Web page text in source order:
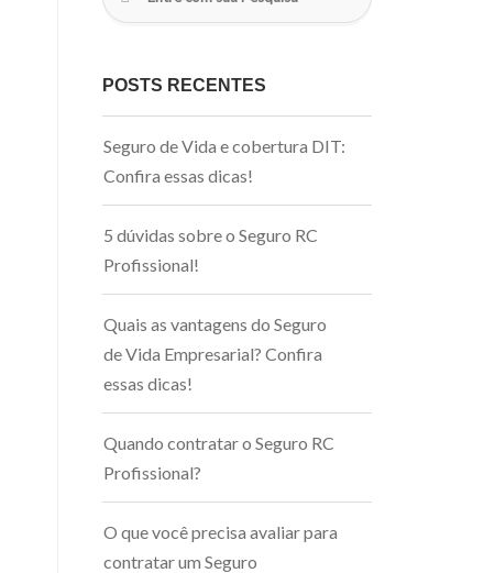
POSTS RECENTES
Seguro de Vida e cobertura DIT:
Confira essas dicas!
5 dúvidas sobre o Seguro RC
Profissional!
Quais as vantagens do Seguro
de Vida Empresarial? Confira
essas dicas!
Quando contratar o Seguro RC
Profissional?
O que você precisa avaliar para
contratar um Seguro